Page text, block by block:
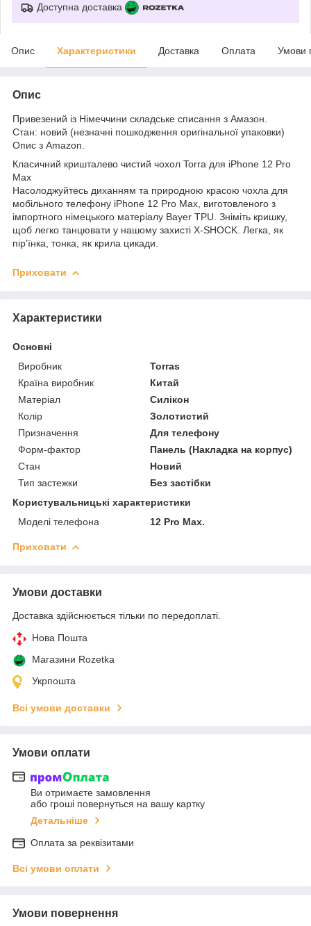
Доступна доставка
Опис Характеристики Доставка Оплата Умови
Опис
Привезений із Німеччини складське списання з Амазон.
Стан: новий (незначні пошкодження оригінальної упаковки)
Опис з Amazon.
Класичний кришталево чистий чохол Torra для iPhone 12 Pro
Max
Насолоджуйтесь диханням та природною красою чохла для
мобільного телефону iPhone 12 Pro Max, виготовленого з
імпортного німецького матеріалу Bayer TPU. Зніміть кришку,
щоб легко танцювати у нашому захисті X-SHOCK. Легка, як
пір'їнка, тонка, як крила цикади.
Приховати
Характеристики
Основні
Виробник
Torras
Країна виробник
Китай
Матеріал
Силікон
Колір
Золотистий
Призначення
Для телефону
Форм-фактор
Панель (Накладка на корпус)
Стан
Новий
Тип застежки
Без застібки
Користувальницькі характеристики
Моделі телефона
12 Pro Max.
Приховати
Умови доставки
Доставка здійснюється тільки по передоплаті.
Нова Пошта
Магазини Rozetka
Укрпошта
Всі умови доставки
Умови оплати
Ви отримаєте замовлення
або гроші повернуться на вашу картку
Детальніше
Оплата за реквізитами
Всі умови оплати
Умови повернення